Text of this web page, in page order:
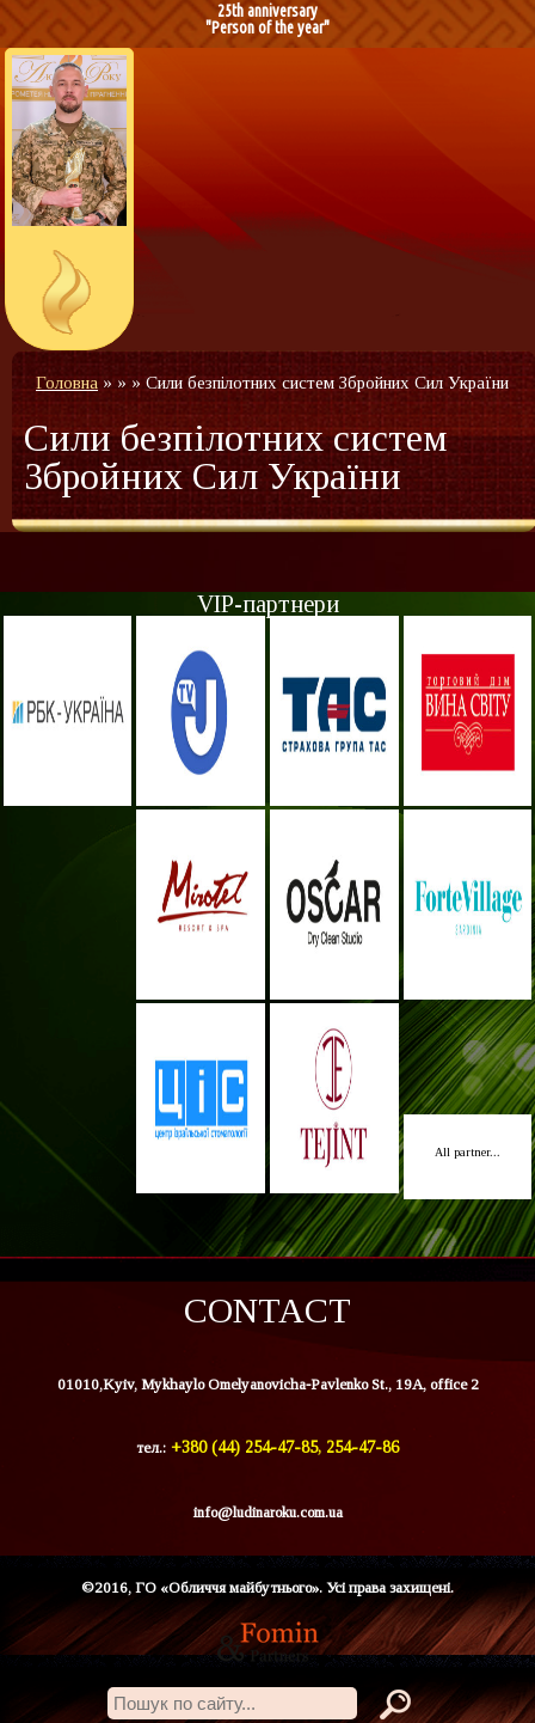
25th anniversary
"Person of the year"
Головна » »» Сили безпілотних систем Збройних Сил України
Сили безпілотних систем
Збройних Сил України
VIP-партнери
All partner...
CONTACT
01010,Kyiv, Mykhaylo Omelyanovicha-Pavlenko St., 19A, office 2
тел.: +380 (44) 254-47-85, 254-47-86
info@ludinaroku.com.ua
©2016, ГО «Обличчя майбутнього». Усі права захищені.